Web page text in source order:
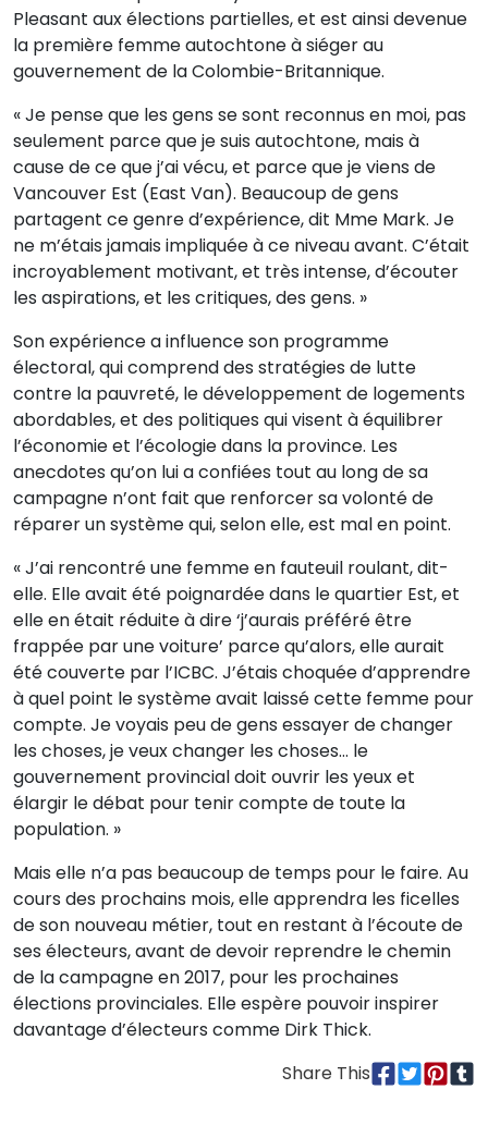
Pleasant aux élections partielles, et est ainsi devenue
la première femme autochtone à siéger au
gouvernement de la Colombie-Britannique.
« Je pense que les gens se sont reconnus en moi, pas
seulement parce que je suis autochtone, mais à
cause de ce que j’ai vécu, et parce que je viens de
Vancouver Est (East Van). Beaucoup de gens
partagent ce genre d’expérience, dit Mme Mark. Je
ne m’étais jamais impliquée à ce niveau avant. C’était
incroyablement motivant, et très intense, d’écouter
les aspirations, et les critiques, des gens. »
Son expérience a influence son programme
électoral, qui comprend des stratégies de lutte
contre la pauvreté, le développement de logements
abordables, et des politiques qui visent à équilibrer
l’économie et l’écologie dans la province. Les
anecdotes qu’on lui a confiées tout au long de sa
campagne n’ont fait que renforcer sa volonté de
réparer un système qui, selon elle, est mal en point.
« J’ai rencontré une femme en fauteuil roulant, dit-
elle. Elle avait été poignardée dans le quartier Est, et
elle en était réduite à dire ‘j’aurais préféré être
frappée par une voiture’ parce qu’alors, elle aurait
été couverte par l’ICBC. J’étais choquée d’apprendre
à quel point le système avait laissé cette femme pour
compte. Je voyais peu de gens essayer de changer
les choses, je veux changer les choses… le
gouvernement provincial doit ouvrir les yeux et
élargir le débat pour tenir compte de toute la
population. »
Mais elle n’a pas beaucoup de temps pour le faire. Au
cours des prochains mois, elle apprendra les ficelles
de son nouveau métier, tout en restant à l’écoute de
ses électeurs, avant de devoir reprendre le chemin
de la campagne en 2017, pour les prochaines
élections provinciales. Elle espère pouvoir inspirer
davantage d’électeurs comme Dirk Thick.
Share This